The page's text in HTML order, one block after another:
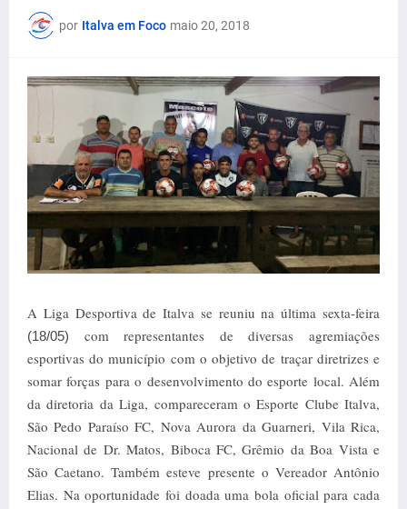
por Italva em Foco maio 20, 2018
A Liga Desportiva de Italva se reuniu na última sexta-feira
(18/05)
com representantes de diversas agremiações
esportivas do município com o objetivo de traçar diretrizes e
somar forças para o desenvolvimento do esporte local. Além
da diretoria da Liga, compareceram o Esporte Clube Italva,
São Pedo Paraíso FC, Nova Aurora da Guarneri, Vila Rica,
Nacional de Dr. Matos, Biboca FC, Grêmio da Boa Vista e
São Caetano. Também esteve presente o Vereador Antônio
Elias. Na oportunidade foi doada uma bola oficial para cada